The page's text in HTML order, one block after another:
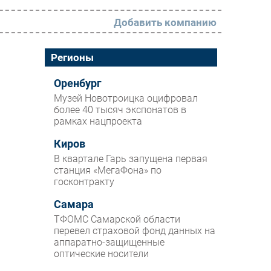
РАЗДЕЛЫ
Новости
Аналитика
Интервью
Мероприятия
Проекты
IT класс
Тестовый стенд
Каталог компаний
Добавить компанию
Регионы
Оренбург
Музей Новотроицка оцифровал
более 40 тысяч экспонатов в
рамках нацпроекта
Киров
В квартале Гарь запущена первая
станция «МегаФона» по
госконтракту
Самара
ТФОМС Самарской области
перевел страховой фонд данных на
аппаратно-защищенные
оптические носители